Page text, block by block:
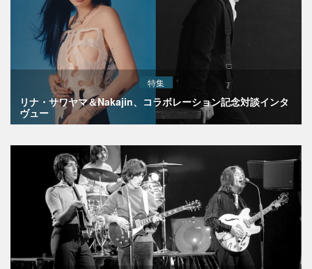
特集
リナ・サワヤマ＆Nakajin、コラボレーション記念対談インタ
ヴュー